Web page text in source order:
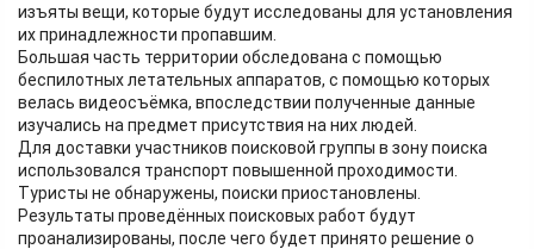
изъяты вещи, которые будут исследованы для установления
их принадлежности пропавшим.
Большая часть территории обследована с помощью
беспилотных летательных аппаратов, с помощью которых
велась видеосъёмка, впоследствии полученные данные
изучались на предмет присутствия на них людей.
Для доставки участников поисковой группы в зону поиска
использовался транспорт повышенной проходимости.
Туристы не обнаружены, поиски приостановлены.
Результаты проведённых поисковых работ будут
проанализированы, после чего будет принято решение о